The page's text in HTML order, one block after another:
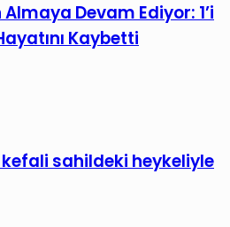
Almaya Devam Ediyor: 1’i
Kaybetti
kefali sahildeki heykeliyle